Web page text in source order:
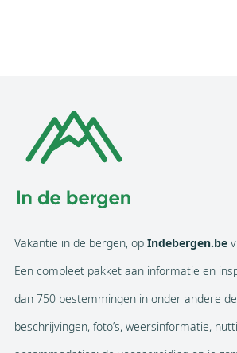
Vakantie in de bergen, op Indebergen.be
Een compleet pakket aan informatie en
dan 750 bestemmingen in onder andere
beschrijvingen, foto’s, weersinformatie,